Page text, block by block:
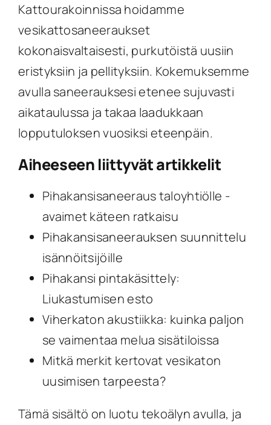
Kattourakoinnissa hoidamme
vesikattosaneeraukset
kokonaisvaltaisesti, purkutöistä uusiin
eristyksiin ja pellityksiin. Kokemuksemme
avulla saneerauksesi etenee sujuvasti
aikataulussa ja takaa laadukkaan
lopputuloksen vuosiksi eteenpäin.
Aiheeseen liittyvät artikkelit
Pihakansisaneeraus taloyhtiölle -
avaimet käteen ratkaisu
Pihakansisaneerauksen suunnittelu
isännöitsijöille
Pihakansi pintakäsittely:
Liukastumisen esto
Viherkaton akustiikka: kuinka paljon
se vaimentaa melua sisätiloissa
Mitkä merkit kertovat vesikaton
uusimisen tarpeesta?
Tämä sisältö on luotu tekoälyn avulla, ja